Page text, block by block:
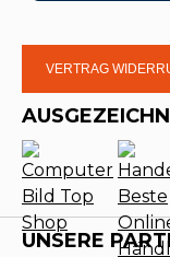
VERTRAG
UNSERE